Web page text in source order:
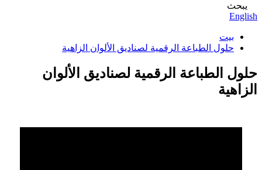
يبحث
English
بيت
حلول الطباعة الرقمية لصناديق الألوان الزاهية
حلول الطباعة الرقمية لصناديق الألوان
الزاهية